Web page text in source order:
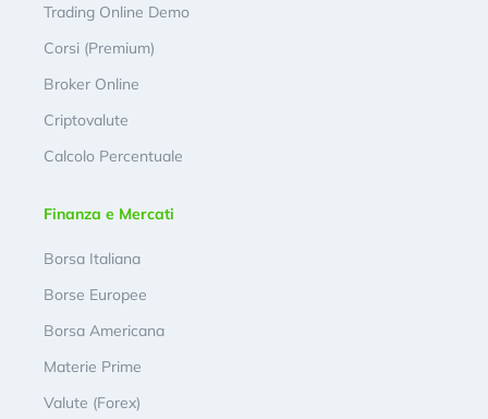
Trading Online Demo
Corsi (Premium)
Broker Online
Criptovalute
Calcolo Percentuale
Finanza e Mercati
Borsa Italiana
Borse Europee
Borsa Americana
Materie Prime
Valute (Forex)